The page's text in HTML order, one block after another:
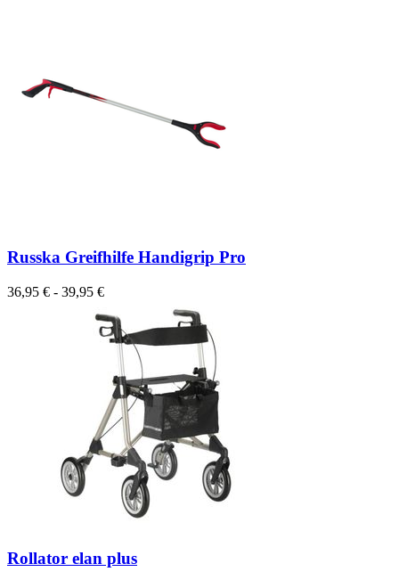
Russka Greifhilfe Handigrip Pro
36,95 € - 39,95 €
Rollator elan plus